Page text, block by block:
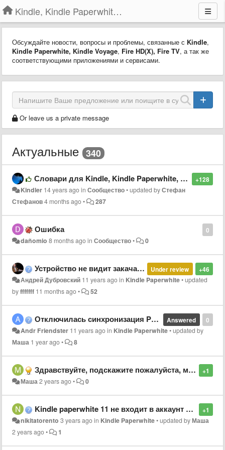
Kindle, Kindle Paperwhite, Kindle Voyage
Обсуждайте новости, вопросы и проблемы, связанные с Kindle,
Kindle Paperwhite, Kindle Voyage, Fire HD(X), Fire TV, а так же
соответствующими приложениями и сервисами.
Or leave us a private message
Актуальные 340
+128
Словари для Kindle, Kindle Paperwhite, Kindle Keyboard
Kindler 14 years agoinСообщество•updated byСтефан
Стефанов4 months ago• 287
0
Ошибка
dañomio 8 months agoinСообщество• 0
+46
Under review
Устройство не видит закачаную книгу через USB.
Андрей Дубровский 11 years agoin Kindle Paperwhite•updated
byfffffff 11 months ago• 52
0
Answered
Отключилась синхронизация Paperwhite. Не пускает в аккаунт.
Andr Friendster 11 years agoin Kindle Paperwhite•updated by
Маша 1 year ago• 8
+1
Здравствуйте, подскажите пожалуйста, может вы сталкивались с такой проблемой. Не могу зарегистрировать kindle. При регистрации почты пишет "введенные вами данные не соответствуют учетной записи amazon" хотя все данные ввожу верно (пароль и почту) не знаю
Маша2 years ago• 0
+1
Kindle paperwhite 11 не входит в аккаунт amazon
nikitatorento 3 years agoin Kindle Paperwhite•updated byМаша
2 years ago• 1